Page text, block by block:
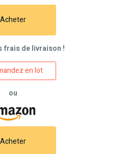
Acheter
frais de livraison !
en lot
ou
Acheter